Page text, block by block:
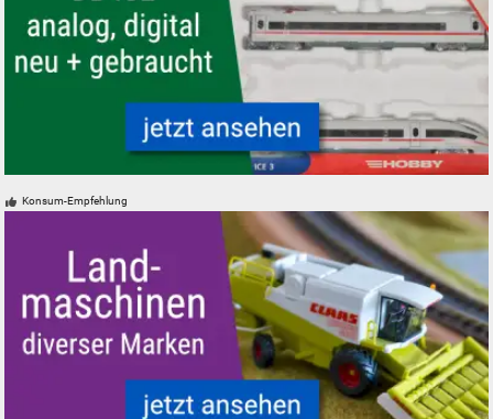
Konsum-Empfehlung